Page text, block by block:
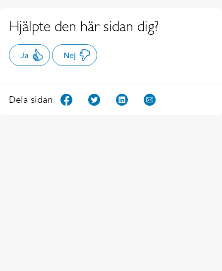
Hjälpte den här sidan dig?
Ja Nej
Dela sidan